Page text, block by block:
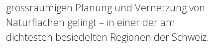
grossräumigen Planung und Vernetzung von
Naturflächen gelingt – in einer der am
dichtesten besiedelten Regionen der Schweiz.